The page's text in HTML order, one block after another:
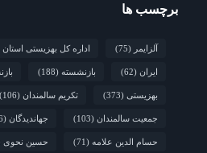
محلی و مشارکت اجتماعی
مورد چگونگی مشارکت رویکردهای
فارس/ سه‌گانه افتتاح
بهزیستی؛ پاسداشت مقام مادربزرگ‌ها و
برچسب ها
آلزایمر (75) اداره کل بهزیستی
ایران (62) بازنشسته (188)
بهزیستی (373) تکریم سالمندان (106)
جمعیت سالمندان (103) جهاندیدگان (126)
حسام الدین علامه (71) حسین نحوی